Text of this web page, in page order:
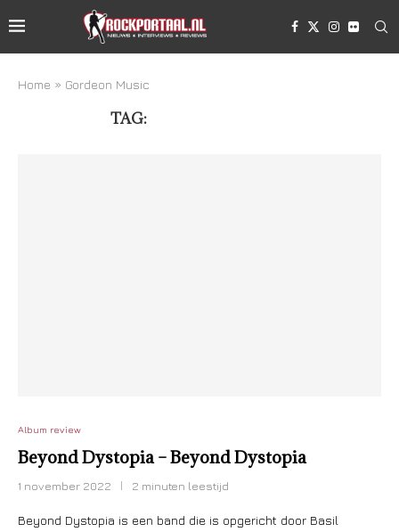
Home » Gordeon Music
TAG:
Album review
Beyond Dystopia – Beyond Dystopia
1 november 2022 2 minuten leestijd
Beyond Dystopia is een band die is opgericht door Basil